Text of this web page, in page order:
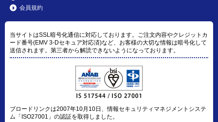
会員規約
当サイトはSSL暗号化通信に対応しております。ご注文内容やクレジットカ
ード番号(EMV 3-Dセキュア対応済)など、お客様の大切な情報は暗号化して
送信されます。第三者から解読できないようになっております。
ブロードリンクは2007年10月10日、情報セキュリティマネジメントシステ
ム「ISO27001」の認証を取得しました。